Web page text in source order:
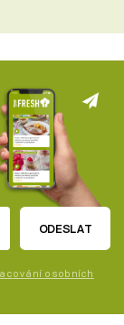
ODESLAT
osobních